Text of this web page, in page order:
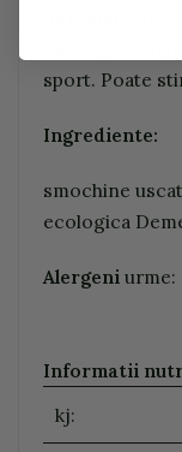
sport. Poate
Ingrediente:
smochine
ecologica
Alergeni urme:
Informatii
kj: